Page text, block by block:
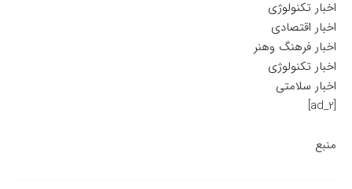
اخبار تکنولوژی
اخبار اقتصادی
اخبار فرهنگ وهنر
اخبار تکنولوژی
اخبار سلامتی
[ad_2]
منبع